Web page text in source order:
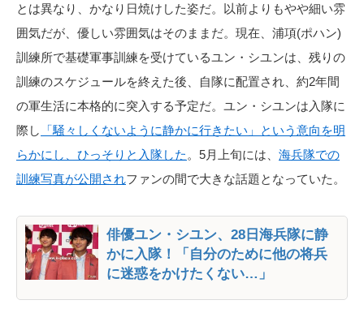
とは異なり、かなり日焼けした姿だ。以前よりもやや細い雰
囲気だが、優しい雰囲気はそのままだ。現在、浦項(ポハン)
訓練所で基礎軍事訓練を受けているユン・シユンは、残りの
訓練のスケジュールを終えた後、自隊に配置され、約2年間
の軍生活に本格的に突入する予定だ。ユン・シユンは入隊に
際し
「騒々しくないように静かに行きたい」という意向を明
らかにし、ひっそりと入隊した 。5月上旬には、 海兵隊での
訓練写真が公開されファンの間で大きな話題となっていた。
俳優ユン・シユン、28日海兵隊に静
かに入隊！「自分のために他の将兵
に迷惑をかけたくない…」